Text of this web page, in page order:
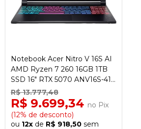
Notebook Acer Nitro V 16S AI
AMD Ryzen 7 260 16GB 1TB
SSD 16" RTX 5070 ANV16S-41-
R2DX - Preto
R$ 13.777,48
R$ 9.699,34 no Pix
(12% de desconto)
ou 12xde R$ 918,50 sem